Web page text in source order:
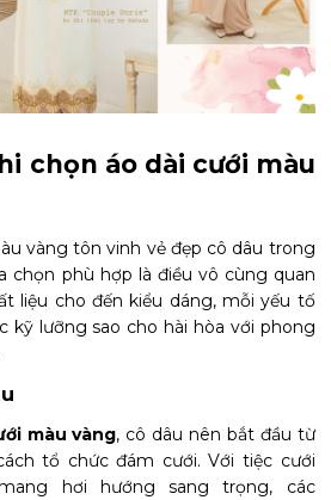
chọn áo dài cưới màu
vàng tôn vinh vẻ đẹp cô dâu trong
chọn phù hợp là điều vô cùng quan
liệu cho đến kiểu dáng, mỗi yếu tố
kỹ lưỡng sao cho hài hòa với phong
màu vàng, cô dâu nên bắt đầu từ
tổ chức đám cưới. Với tiệc cưới
hơi hướng sang trọng, các